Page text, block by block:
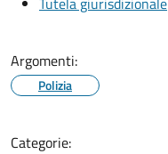
Argomenti:
Polizia
Categorie: